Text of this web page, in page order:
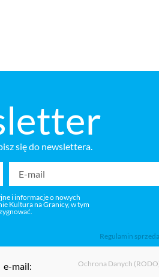
się do newslettera.
i informacje o nowych
Kultura na Granicy, w tym
e-mail:
Regulamin
Ochrona Danych